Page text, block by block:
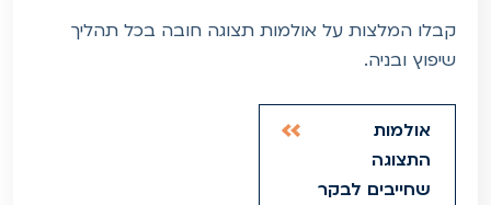
קבלו המלצות על אולמות תצוגה חובה בכל תהליך
שיפוץ ובניה.
אולמות
התצוגה
שחייבים לבקר